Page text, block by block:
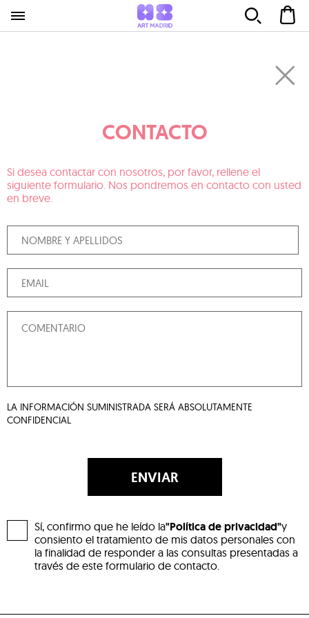
CONTACTO
Si desea contactar con nosotros, por favor, rellene el
siguiente formulario. Nos pondremos en contacto con usted
en breve.
LA INFORMACIÓN SUMINISTRADA SERÁ ABSOLUTAMENTE
CONFIDENCIAL
ENVIAR
Sí, confirmo que he leído la"Política de privacidad"y
consiento el tratamiento de mis datos personales con
la finalidad de responder a las consultas presentadas a
través de este formulario de contacto.